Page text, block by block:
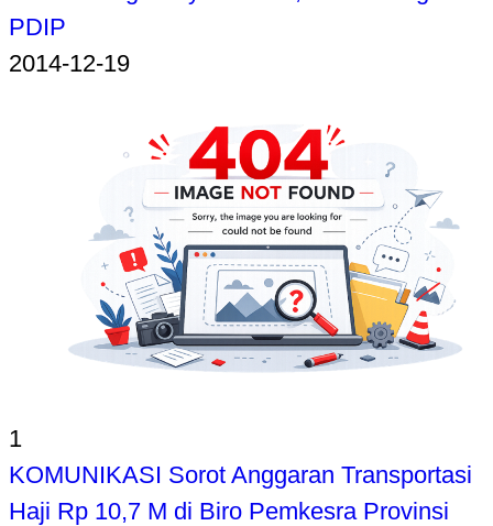
PDIP
2014-12-19
1
KOMUNIKASI Sorot Anggaran Transportasi
Haji Rp 10,7 M di Biro Pemkesra Provinsi